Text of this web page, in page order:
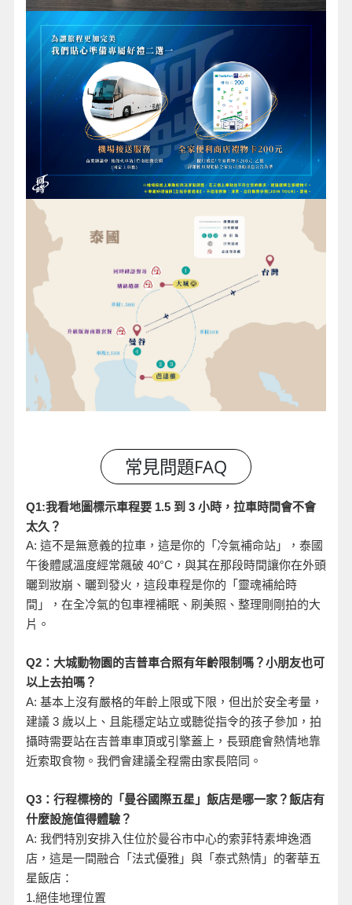
Q1:我看地圖標示車程要 1.5 到 3 小時，拉車時間會不會
太久？
A: 這不是無意義的拉車，這是你的「冷氣補命站」，泰國
午後體感溫度經常飆破 40°C ，與其在那段時間讓你在外頭
曬到妝崩、曬到發火，這段車程是你的「靈魂補給時
間」，在全冷氣的包車裡補眠、刷美照、整理剛剛拍的大
片。
Q2：大城動物園的吉普車合照有年齡限制嗎？小朋友也可
以上去拍嗎？
A: 基本上沒有嚴格的年齡上限或下限，但出於安全考量，
建議 3 歲以上、且能穩定站立或聽從指令的孩子參加，拍
攝時需要站在吉普車車頂或引擎蓋上，長頸鹿會熱情地靠
近索取食物。我們會建議全程需由家長陪同。
Q3：行程標榜的「曼谷國際五星」飯店是哪一家？飯店有
什麼設施值得體驗？
A: 我們特別安排入住位於曼谷市中心的索菲特素坤逸酒
店，這是一間融合「法式優雅」與「泰式熱情」的奢華五
星飯店：
1.絕佳地理位置